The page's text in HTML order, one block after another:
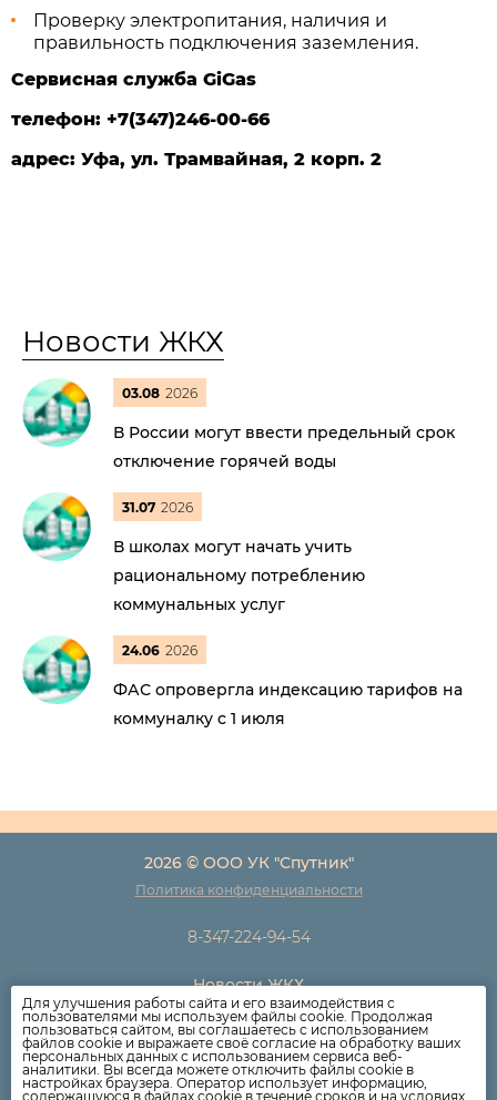
Проверку электропитания, наличия и
правильность подключения заземления.
Сервисная служба GiGas
телефон: +7(347)246-00-66
адрес: Уфа, ул. Трамвайная, 2 корп. 2
Новости ЖКХ
03.08 2026
В России могут ввести предельный срок
отключение горячей воды
31.07 2026
В школах могут начать учить
рациональному потреблению
коммунальных услуг
24.06 2026
ФАС опровергла индексацию тарифов на
коммуналку с 1 июля
2026 © ООО УК "Спутник"
Политика конфиденциальности
8-347-224-94-54
Новости ЖКХ
Новости компании
Как оплатить
Дома
Раскрытие информации
Для улучшения работы сайта и его взаимодействия с
пользователями мы используем файлы cookie. Продолжая
пользоваться сайтом, вы соглашаетесь с использованием
файлов cookie и выражаете своё согласие на обработку ваших
персональных данных с использованием сервиса веб-
аналитики. Вы всегда можете отключить файлы cookie в
настройках браузера. Оператор использует информацию,
содержащуюся в файлах cookie в течение сроков и на условиях,